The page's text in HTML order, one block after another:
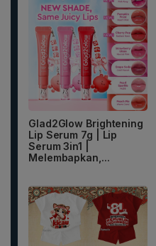
Glad2Glow Brightening
Lip Serum 7g | Lip
Serum 3in1 |
Melembapkan,...